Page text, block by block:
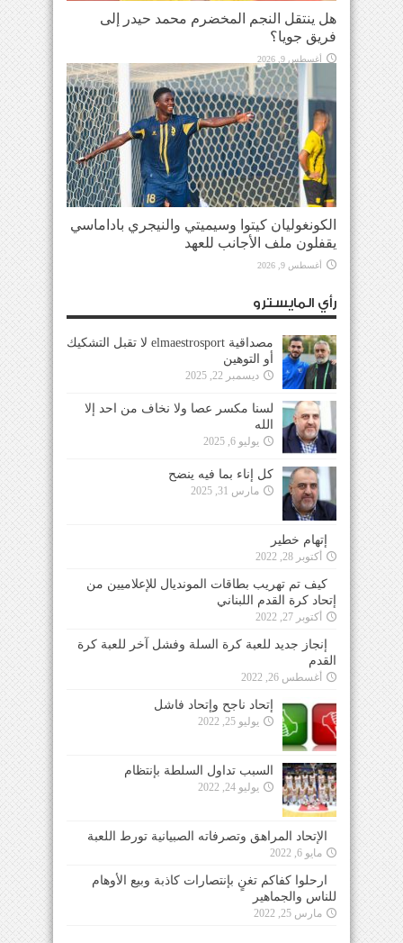
هل ينتقل النجم المخضرم محمد حيدر إلى
فريق جويا؟
أغسطس 9, 2026
الكونغوليان كيتوا وسيميتي والنيجري باداماسي
يقفلون ملف الأجانب للعهد
أغسطس 9, 2026
رأي المايسترو
مصداقية elmaestrosport لا تقبل التشكيك
أو التوهين
ديسمبر 22, 2025
لسنا مكسر عصا ولا نخاف من احد إلا
الله
يوليو 6, 2025
كل إناء بما فيه ينضح
مارس 31, 2025
إتهام خطير
أكتوبر 28, 2022
كيف تم تهريب بطاقات المونديال للإعلاميين من
إتحاد كرة القدم اللبناني
أكتوبر 27, 2022
إنجاز جديد للعبة كرة السلة وفشل آخر للعبة كرة
القدم
أغسطس 26, 2022
إتحاد ناجح وإتحاد فاشل
يوليو 25, 2022
السبب تداول السلطة بإنتظام
يوليو 24, 2022
الإتحاد المراهق وتصرفاته الصبيانية تورط اللعبة
مايو 6, 2022
ارحلوا كفاكم تغنٍ بإنتصارات كاذبة وبيع الأوهام
للناس والجماهير
مارس 25, 2022